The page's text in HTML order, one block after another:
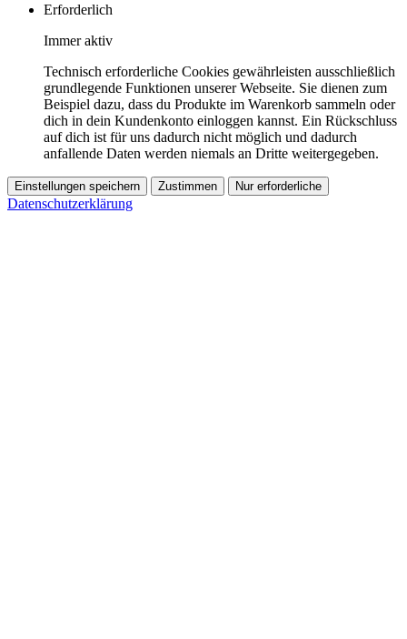
Erforderlich
Immer aktiv
Technisch erforderliche Cookies gewährleisten ausschließlich
grundlegende Funktionen unserer Webseite. Sie dienen zum
Beispiel dazu, dass du Produkte im Warenkorb sammeln oder
dich in dein Kundenkonto einloggen kannst. Ein Rückschluss
auf dich ist für uns dadurch nicht möglich und dadurch
anfallende Daten werden niemals an Dritte weitergegeben.
Einstellungen speichern Zustimmen Nur erforderliche
Datenschutzerklärung